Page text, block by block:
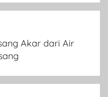
Akar dari Air